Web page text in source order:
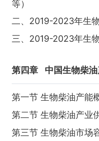
等）
二、2019-2023年生
三、2019-2023年生
第四章 中国生物柴
第一节 生物柴油产能
第二节 生物柴油产业
第三节 生物柴油市场